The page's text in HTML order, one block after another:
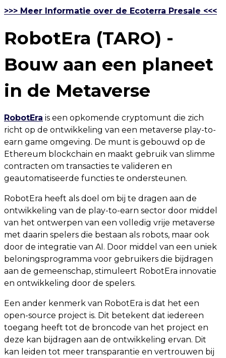
>>> Meer Informatie over de Ecoterra Presale <<<
RobotEra (TARO) -
Bouw aan een planeet
in de Metaverse
RobotEra is een opkomende cryptomunt die zich
richt op de ontwikkeling van een metaverse play-to-
earn game omgeving. De munt is gebouwd op de
Ethereum blockchain en maakt gebruik van slimme
contracten om transacties te valideren en
geautomatiseerde functies te ondersteunen.
RobotEra heeft als doel om bij te dragen aan de
ontwikkeling van de play-to-earn sector door middel
van het ontwerpen van een volledig vrije metaverse
met daarin spelers die bestaan als robots, maar ook
door de integratie van AI. Door middel van een uniek
beloningsprogramma voor gebruikers die bijdragen
aan de gemeenschap, stimuleert RobotEra innovatie
en ontwikkeling door de spelers.
Een ander kenmerk van RobotEra is dat het een
open-source project is. Dit betekent dat iedereen
toegang heeft tot de broncode van het project en
deze kan bijdragen aan de ontwikkeling ervan. Dit
kan leiden tot meer transparantie en vertrouwen bij